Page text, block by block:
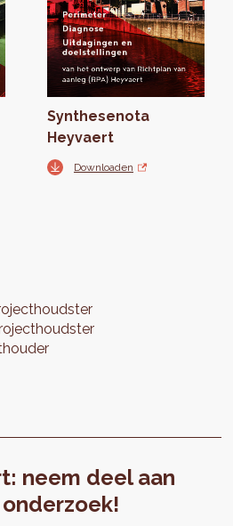
Synthesenota
Heyvaert
Downloaden
neem deel aan